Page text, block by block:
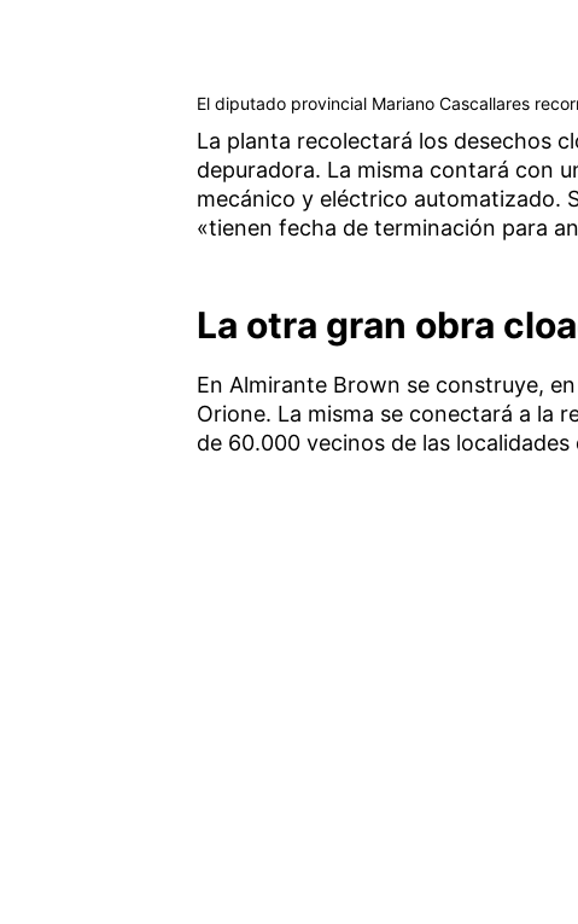
El diputado provincial Mariano Cascallares
La planta recolectará los desechos
depuradora. La misma contará con
mecánico y eléctrico automatizado.
«tienen fecha de terminación para
La otra gran obra
En Almirante Brown se construye,
Orione. La misma se conectará a la
de 60.000 vecinos de las